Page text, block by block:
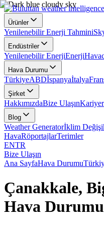
Ürünler
Yenilenebilir Enerji Tahmini
Endüstriler
Yenilenebilir EnerjiEnerji
Hava Durumu
TürkiyeABDİspanyaİtalya
Şirket
HakkımızdaBize UlaşınKariyer
Blog
Weather Generatorİklim
HavaRöportajlarTerimler
ENTR
Bize Ulaşın
Ana SayfaHava Durumu
Çanakkale,
Hava Durumu